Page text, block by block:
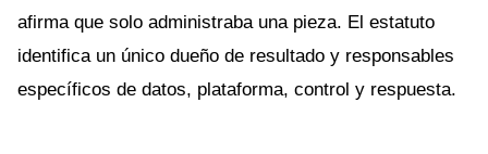
afirma que solo administraba una pieza. El estatuto
identifica un único dueño de resultado y responsables
específicos de datos, plataforma, control y respuesta.